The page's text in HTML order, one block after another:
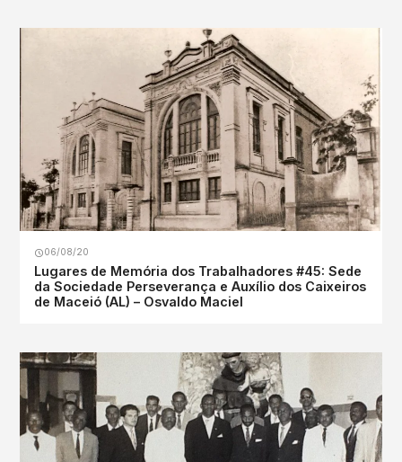
06/08/20
Lugares de Memória dos Trabalhadores #45: Sede
da Sociedade Perseverança e Auxílio dos Caixeiros
de Maceió (AL) – Osvaldo Maciel